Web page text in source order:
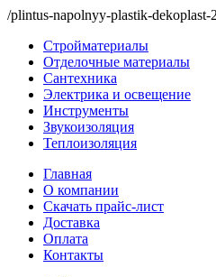
/plintus-napolnyy-plastik-
Стройматериалы
Отделочные материалы
Сантехника
Электрика и освещение
Инструменты
Звукоизоляция
Теплоизоляция
Главная
О компании
Скачать прайс-лист
Доставка
Оплата
Контакты